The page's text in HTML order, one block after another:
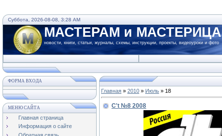
Суббота, 2026-08-08, 3:28 AM
МАСТЕРАМ и
новости, книги, статьи, журналы, схемы, инструкции, проекты, видеоуроки и фото
ФОРМА ВХОДА
МЕНЮ САЙТА
Главная страница
Информация о сайте
Обратная связь
Главная » 2010 » Июль » 18
C't №8 2008